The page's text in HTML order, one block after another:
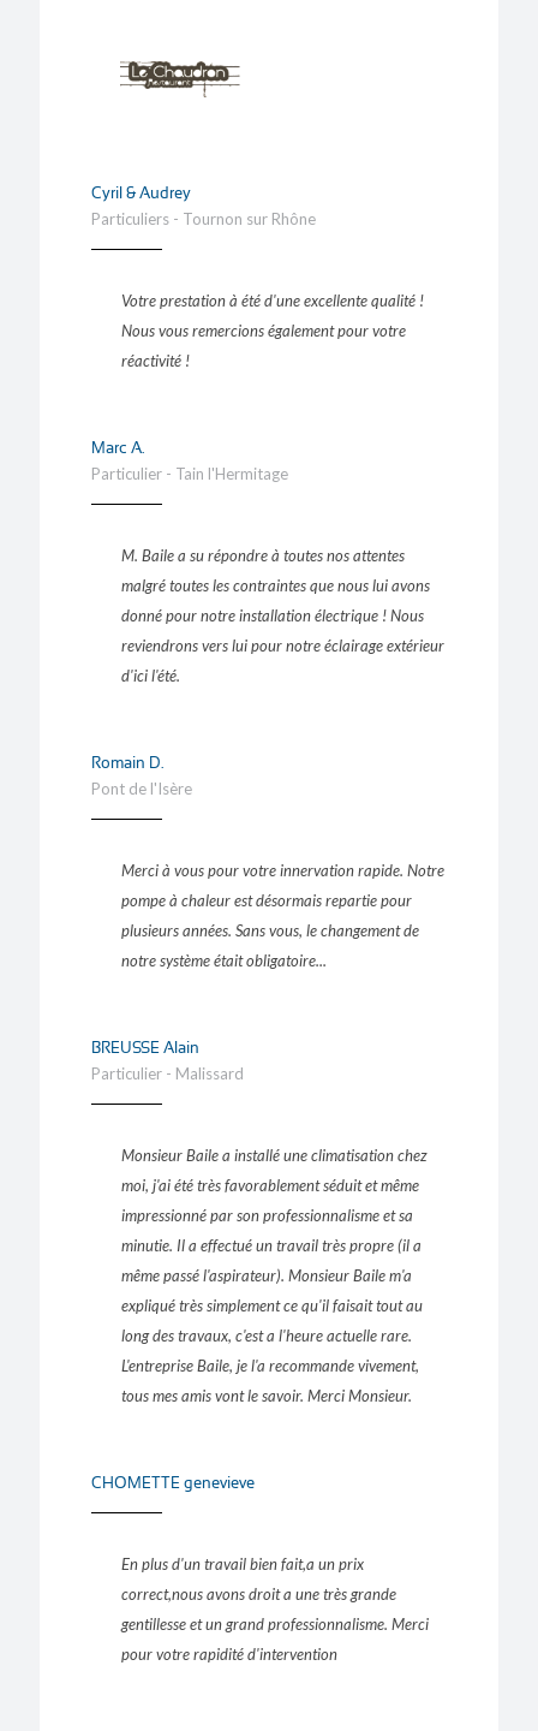
Cyril & Audrey
Particuliers - Tournon sur Rhône
Votre prestation à été d'une excellente qualité !
Nous vous remercions également pour votre
réactivité !
Marc A.
Particulier - Tain l'Hermitage
M. Baile a su répondre à toutes nos attentes
malgré toutes les contraintes que nous lui avons
donné pour notre installation électrique ! Nous
reviendrons vers lui pour notre éclairage extérieur
d'ici l'été.
Romain D.
Pont de l'Isère
Merci à vous pour votre innervation rapide. Notre
pompe à chaleur est désormais repartie pour
plusieurs années. Sans vous, le changement de
notre système était obligatoire...
BREUSSE Alain
Particulier - Malissard
Monsieur Baile a installé une climatisation chez
moi, j'ai été très favorablement séduit et même
impressionné par son professionnalisme et sa
minutie. Il a effectué un travail très propre (il a
même passé l'aspirateur). Monsieur Baile m'a
expliqué très simplement ce qu'il faisait tout au
long des travaux, c'est a l'heure actuelle rare.
L'entreprise Baile, je l'a recommande vivement,
tous mes amis vont le savoir. Merci Monsieur.
CHOMETTE genevieve
En plus d'un travail bien fait,a un prix
correct,nous avons droit a une très grande
gentillesse et un grand professionnalisme. Merci
pour votre rapidité d'intervention